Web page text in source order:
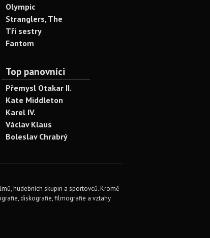
Olympic
Stranglers, The
Tři sestry
Fantom
Top panovníci
Přemysl Otakar II.
Kate Middleton
Karel IV.
Václav Klaus
Boleslav Chrabrý
hudebních skupin a sportovců. Kromě
diskografie, filmografie a vztahy